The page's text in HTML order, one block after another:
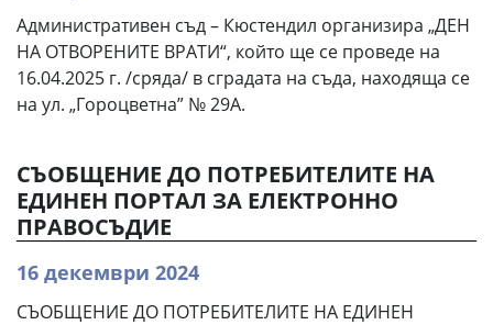
Административен съд – Кюстендил организира „ДЕН
НА ОТВОРЕНИТЕ ВРАТИ“, който ще се проведе на
16.04.2025 г. /сряда/ в сградата на съда, находяща се
на ул. „Гороцветна” № 29А.
СЪОБЩЕНИЕ ДО ПОТРЕБИТЕЛИТЕ НА
ЕДИНЕН ПОРТАЛ ЗА ЕЛЕКТРОННО
ПРАВОСЪДИЕ
16 декември 2024
СЪОБЩЕНИЕ ДО ПОТРЕБИТЕЛИТЕ НА ЕДИНЕН